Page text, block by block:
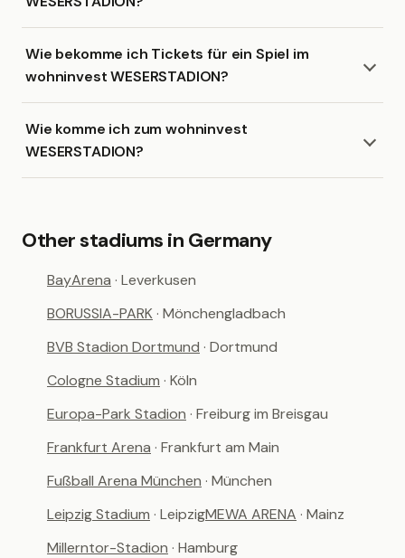
Wie bekomme ich Tickets für ein Spiel im
wohninvest WESERSTADION?
Wie komme ich zum wohninvest
WESERSTADION?
Other stadiums in Germany
BayArena · Leverkusen
BORUSSIA-PARK· Mönchengladbach
BVB Stadion Dortmund · Dortmund
Cologne Stadium · Köln
Europa-Park Stadion · Freiburg im Breisgau
Frankfurt Arena · Frankfurt am Main
Fußball Arena München · München
Leipzig Stadium · LeipzigMEWA ARENA · Mainz
Millerntor-Stadion · Hamburg